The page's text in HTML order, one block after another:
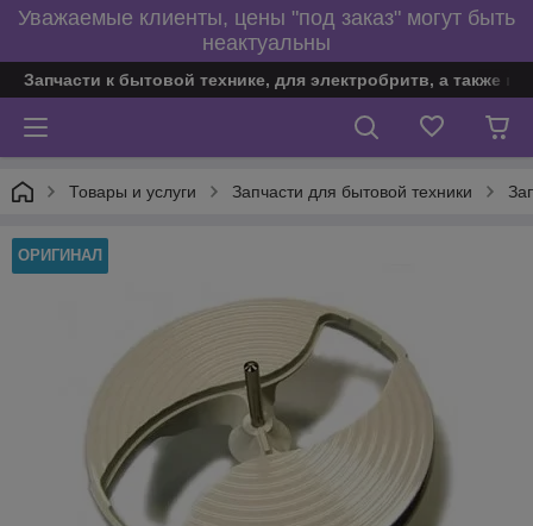
Уважаемые клиенты, цены "под заказ" могут быть
неактуальны
Запчасти к бытовой технике, для электробритв, а также
Товары и услуги Запчасти для бытовой техники
ОРИГИНАЛ